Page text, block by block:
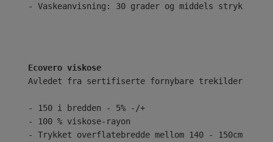
- Vaskeanvisning: 30 grader og middels stryk
Ecovero viskose
Avledet fra sertifiserte fornybare trekilder ved
- 150 i bredden - 5% -/+
- 100 % viskose-rayon
- Trykket overflatebredde mellom 140 - 150cm